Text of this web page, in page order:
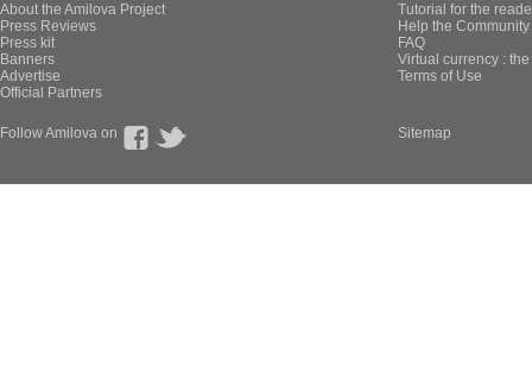
About the Amilova Project
Press Reviews
Press kit
Banners
Advertise
Official Partners
Tutorial for the
Help the
FAQ
Virtual currency :
Terms of Use
Follow Amilova on Sitemap